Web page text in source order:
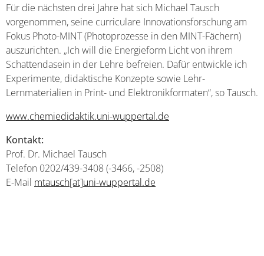
Für die nächsten drei Jahre hat sich Michael Tausch
vorgenommen, seine curriculare Innovationsforschung am
Fokus Photo-MINT (Photoprozesse in den MINT-Fächern)
auszurichten. „Ich will die Energieform Licht von ihrem
Schattendasein in der Lehre befreien. Dafür entwickle ich
Experimente, didaktische Konzepte sowie Lehr-
Lernmaterialien in Print- und Elektronikformaten“, so Tausch.
www.chemiedidaktik.uni-wuppertal.de
Kontakt:
Prof. Dr. Michael Tausch
Telefon 0202/439-3408 (-3466, -2508)
E-Mail mtausch[at]uni-wuppertal.de